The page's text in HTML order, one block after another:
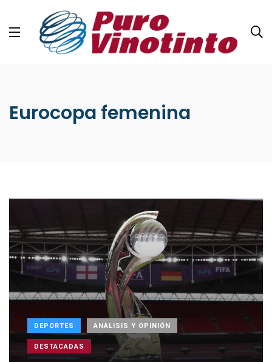
Eurocopa femenina
DEPORTES ANÁLISIS Y OPINIÓN
DESTACADAS